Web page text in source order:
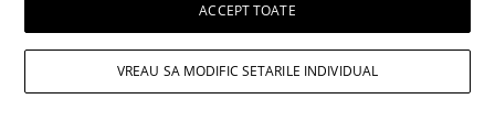
ACCEPT TOATE
VREAU SA MODIFIC SETARILE INDIVIDUAL